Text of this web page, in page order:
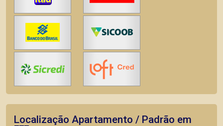
Localização Apartamento / Padrão em